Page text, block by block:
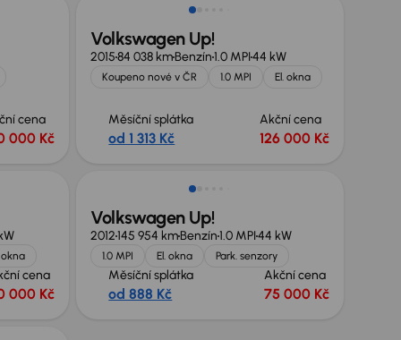
cena
000 Kč
Volkswagen Up!
201584 038 kmBenzín1.0 MPI44 kW
Koupeno nové v ČR 1.0 MPI El. okna
Měsíční splátka
od 1 313 Kč
Akční cena
126 000 Kč
okna
cena
000 Kč
Volkswagen Up!
2012145 954 kmBenzín1.0 MPI44 kW
1.0 MPI El. okna Park. senzory
Měsíční splátka
od 888 Kč
Akční cena
75 000 Kč